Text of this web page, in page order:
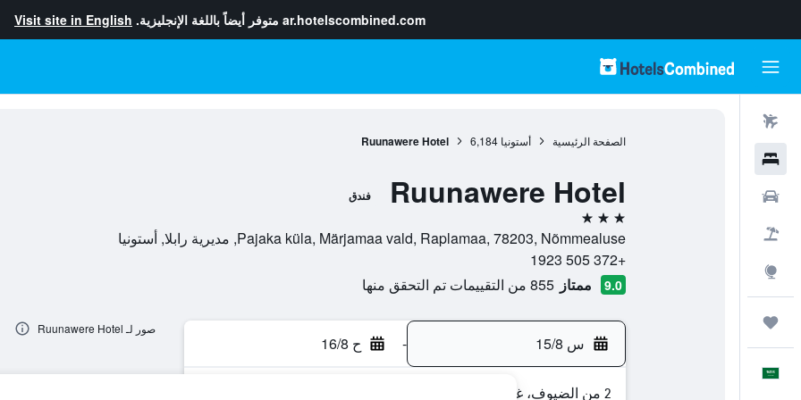
ar.hotelscombined.com متوفر أيضاً باللغة الإنجليزية. Visit site in English
الصفحة الرئيسية أستونيا 6,184
Ruunawere Hotel
Ruunawere Hotel فندق
3 نجوم
Pajaka küla, Märjamaa vald, Raplamaa, 78203, Nõmmealuse, مديرية رابلا, أستونيا
+372 505 1923
9.0 ممتاز 855 من التقييمات تم التحقق منها
س 15/8 - ح 16/8
2 من الضيوف، غرفة واحدة
صور لـ Ruunawere Hotel